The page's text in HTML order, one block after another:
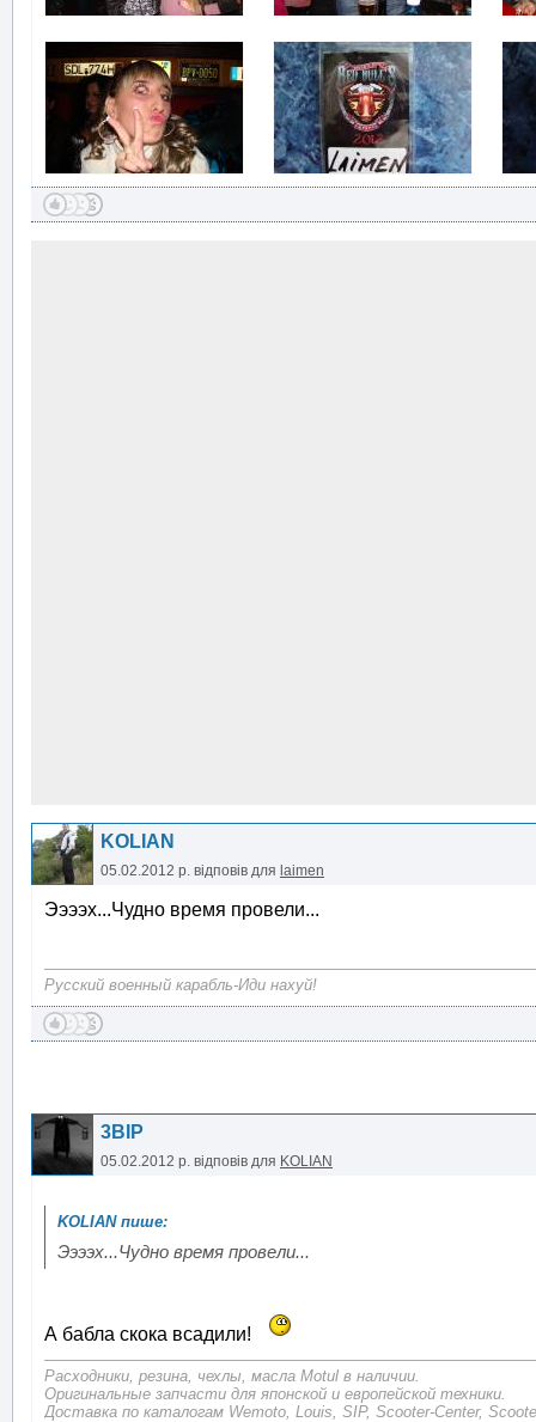
KOLIAN
05.02.2012 р. відповів для laimen
Ээээх...Чудно время провели...
Русский военный карабль-Иди нахуй!
3BIP
05.02.2012 р. відповів для KOLIAN
Ээээх...Чудно время провели...
А бабла скока всадили!
Расходники, резина, чехлы, масла Motul в наличии.
Оригинальные запчасти для японской и европейской техники.
Доставка по каталогам Wemoto, Louis, SIP, Scooter-Center,